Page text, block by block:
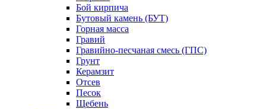
Бой кирпича
Бутовый камень (БУТ)
Горная масса
Гравий
Гравийно-песчаная смесь (ГПС)
Грунт
Керамзит
Отсев
Песок
Щебень